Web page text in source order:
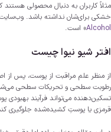
مثلاً کاربران به دنبال محصولی
خشکی برای‌شان نداشته باشد. وب‌سایت
Alcohol» است.
افتر شیو نیوا چیست
از منظر علم مراقبت از پوست، پس
رطوبت سطحی و تحریکات سطحی می‌شود.
تسکین‌دهنده می‌تواند فرآیند
قرمزی یا پوستِ کشیده‌شده جلوگیری